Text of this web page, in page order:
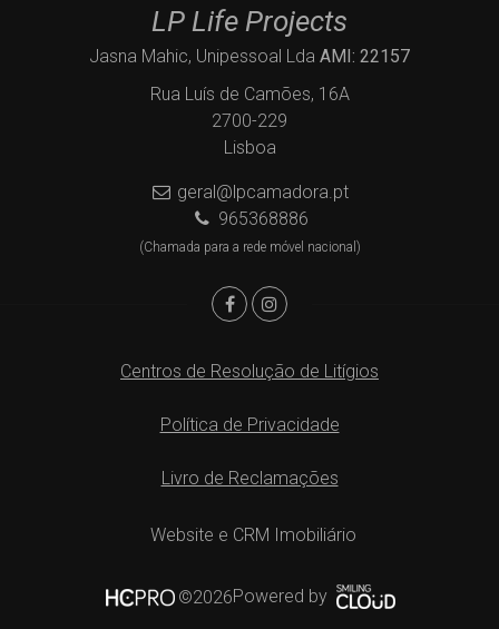
LP Life Projects
Jasna Mahic, Unipessoal Lda AMI: 22157
Rua Luís de Camões, 16A
2700-229
Lisboa
geral@lpcamadora.pt
965368886
(Chamada para a rede móvel nacional)
Centros de Resolução de Litígios
Política de Privacidade
Livro de Reclamações
Website e CRM Imobiliário
©2026Powered by